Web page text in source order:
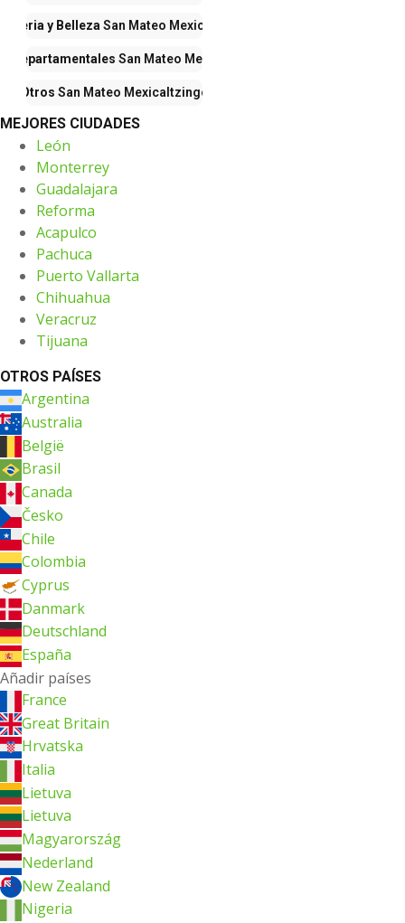
y Belleza San Mateo Mexicaltzingo
Departamentales San Mateo Mexicaltzingo
Otros San Mateo Mexicaltzingo
MEJORES CIUDADES
León
Monterrey
Guadalajara
Reforma
Acapulco
Pachuca
Puerto Vallarta
Chihuahua
Veracruz
Tijuana
OTROS PAÍSES
Argentina
Australia
België
Brasil
Canada
Česko
Chile
Colombia
Cyprus
Danmark
Deutschland
España
Añadir países
France
Great Britain
Hrvatska
Italia
Lietuva
Lietuva
Magyarország
Nederland
New Zealand
Nigeria